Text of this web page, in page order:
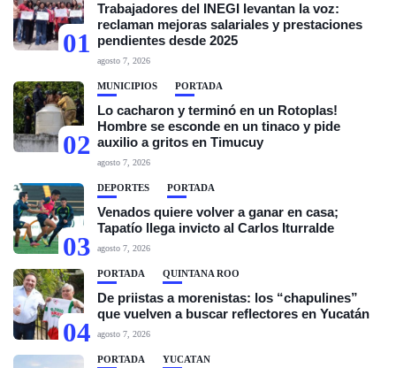
01
Trabajadores del INEGI levantan la voz:
reclaman mejoras salariales y prestaciones
pendientes desde 2025
agosto 7, 2026
02
MUNICIPIOS PORTADA
Lo cacharon y terminó en un Rotoplas!
Hombre se esconde en un tinaco y pide
auxilio a gritos en Timucuy
agosto 7, 2026
03
DEPORTES PORTADA
Venados quiere volver a ganar en casa;
Tapatío llega invicto al Carlos Iturralde
agosto 7, 2026
04
PORTADA QUINTANA ROO
De priistas a morenistas: los “chapulines”
que vuelven a buscar reflectores en Yucatán
agosto 7, 2026
PORTADA YUCATÁN